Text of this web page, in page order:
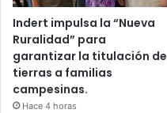
Indert impulsa la “Nueva
Ruralidad” para
garantizar la titulación de
tierras a familias
campesinas.
Hace 4 horas